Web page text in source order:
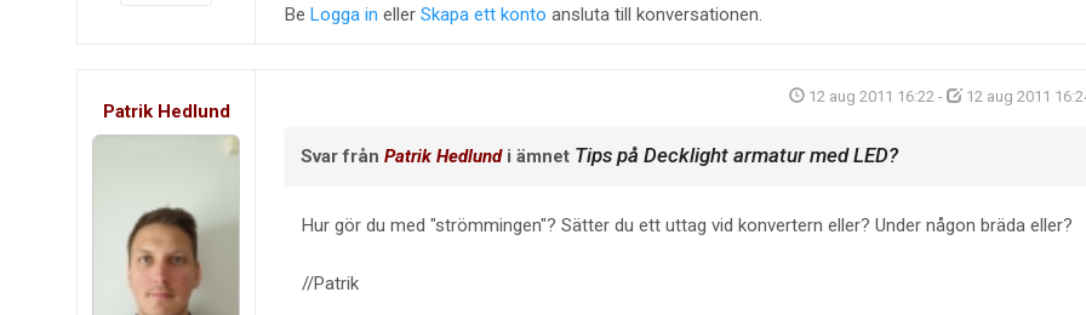
Be Logga in eller Skapa ett konto ansluta till konversationen.
Patrik Hedlund
12 aug 2011 16:22 - 12 aug 2011
Svar från Patrik Hedlundi ämnet Tips på Decklight armatur med LED?
Hur gör du med "strömmingen"? Sätter du ett uttag vid konvertern eller? Under någon bräda eller?
//Patrik